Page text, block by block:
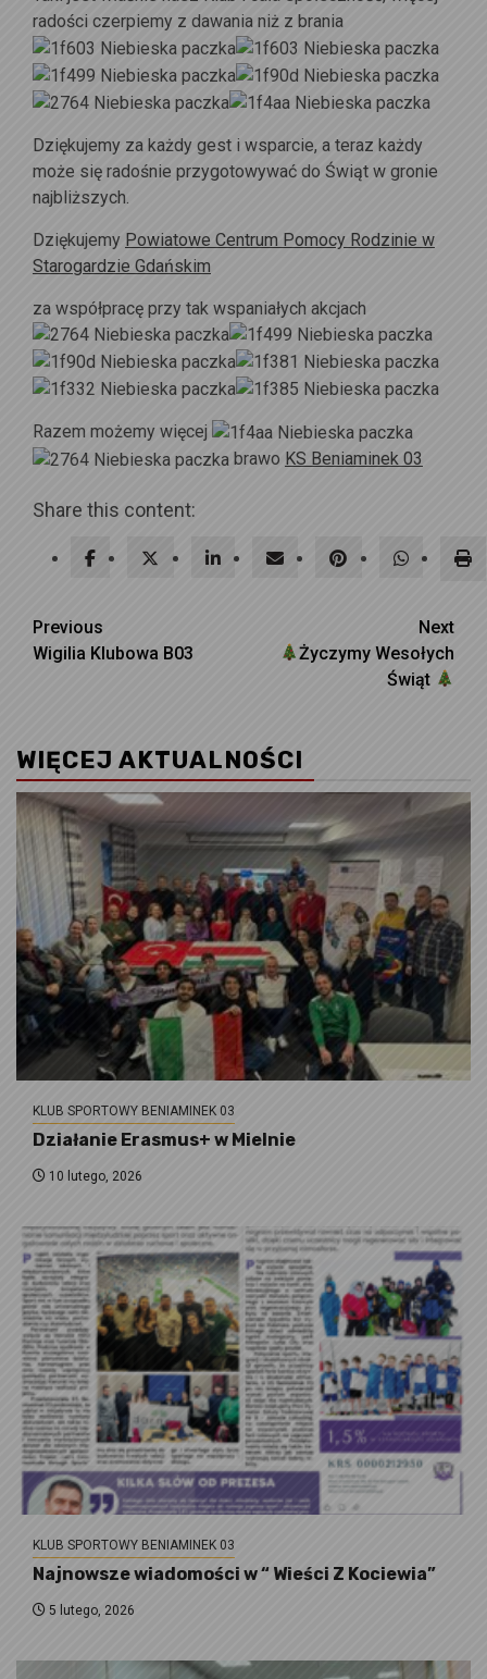
radości czerpiemy z dawania niż z brania
Dziękujemy za każdy gest i wsparcie, a teraz każdy
może się radośnie przygotowywać do Świąt w gronie
najbliższych.
Dziękujemy Powiatowe Centrum Pomocy Rodzinie w
Starogardzie Gdańskim
za współpracę przy tak wspaniałych akcjach
Razem możemy więcej
brawo KS Beniaminek 03
Share this content:
Continue
Reading
Previous
Wigilia Klubowa B03
Next
Życzymy Wesołych
Świąt
WIĘCEJ AKTUALNOŚCI
KLUB SPORTOWY BENIAMINEK 03
Działanie Erasmus+ w Mielnie
10 lutego, 2026
KLUB SPORTOWY BENIAMINEK 03
Najnowsze wiadomości w “ Wieści Z Kociewia”
5 lutego, 2026